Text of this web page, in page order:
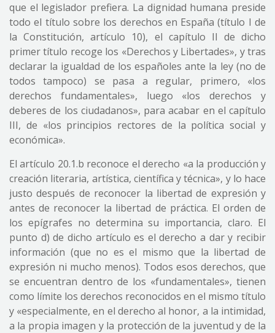
que el legislador prefiera. La dignidad humana preside
todo el título sobre los derechos en España (título I de
la Constitución, artículo 10), el capítulo II de dicho
primer título recoge los «Derechos y Libertades», y tras
declarar la igualdad de los españoles ante la ley (no de
todos tampoco) se pasa a regular, primero, «los
derechos fundamentales», luego «los derechos y
deberes de los ciudadanos», para acabar en el capítulo
III, de «los principios rectores de la política social y
económica».
El artículo 20.1.b reconoce el derecho «a la producción y
creación literaria, artística, científica y técnica», y lo hace
justo después de reconocer la libertad de expresión y
antes de reconocer la libertad de práctica. El orden de
los epígrafes no determina su importancia, claro. El
punto d) de dicho artículo es el derecho a dar y recibir
información (que no es el mismo que la libertad de
expresión ni mucho menos). Todos esos derechos, que
se encuentran dentro de los «fundamentales», tienen
como límite los derechos reconocidos en el mismo título
y «especialmente, en el derecho al honor, a la intimidad,
a la propia imagen y la protección de la juventud y de la